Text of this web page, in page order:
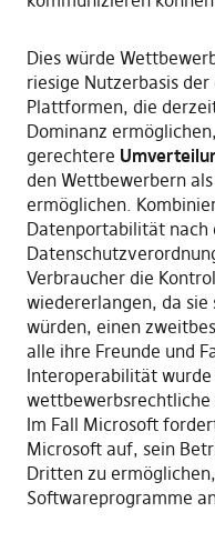
Dies würde
riesige Nutzerbasis
Plattformen, die
Dominanz
gerechtere
den Wettbewerbern
ermöglichen.
Datenportabilität nach
Verbraucher die
wiedererlangen, da
würden, einen
alle ihre Freunde und
Interoperabilität
Im Fall Microsoft
Microsoft auf, sein
Dritten zu
Softwareprogramme